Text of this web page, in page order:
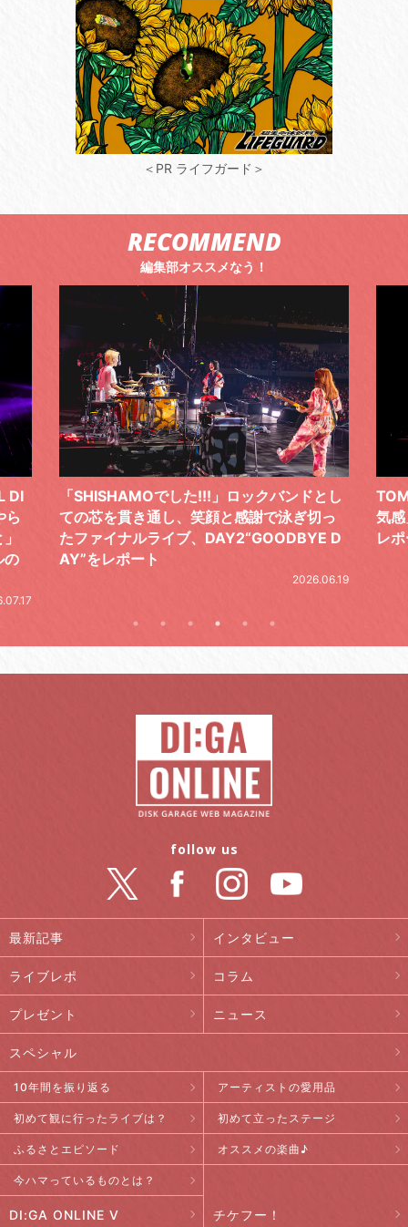
＜PR ライフガード＞
RECOMMEND
編集部オススメなう！
DI
ら
の
「SHISHAMOでした!!!」ロックバンドとし
ての芯を貫き通し、笑顔と感謝で泳ぎ切っ
たファイナルライブ、DAY2“GOODBYE D
AY”をレポート
2026.06.19
気
レ
最新記事 インタビュー
ライブレポ コラム
プレゼント ニュース
スペシャル
10年間を振り返る アーティストの愛用品
初めて観に行ったライブは？ 初めて立ったステージ
ふるさとエピソード オススメの楽曲♪
今ハマっているものとは？
DI:GA ONLINE V チケフー！
follow us